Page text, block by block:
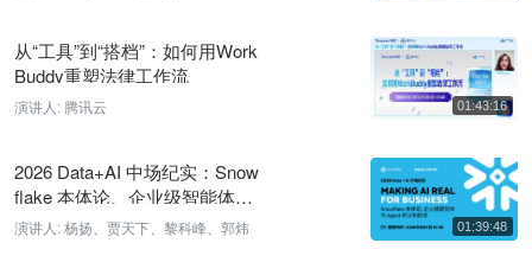
EDA巨头加速布局智能体工作流，AI重塑芯片工程
58 分钟前
LangChain 创始人预告托管版 DeepAgents 将发布
OpenAI 将 Astra 列为首个关键网络安全模型
58 分钟前
从“工具”到“搭档”：如何用Work
Buddy重塑法律工作流
演讲人: 腾讯云
2026 Data+AI 中场纪实：Snow
flake 本体论、企业级智能体与
Agent 的认知跃迁
演讲人: 杨扬、贾天下、黎科峰、郭炜